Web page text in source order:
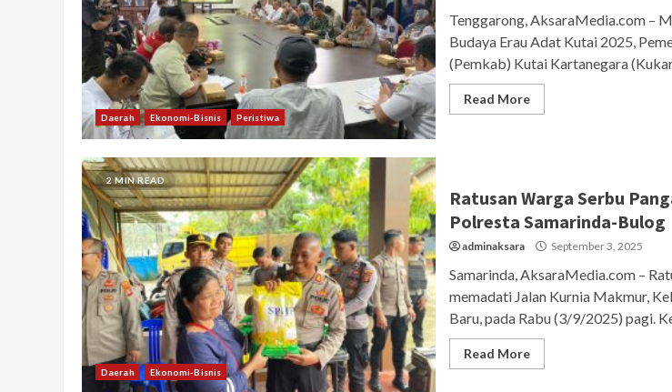
Daerah Ekonomi-Bisnis Peristiwa
Tenggarong, AksaraMedia.com –
Budaya Erau Adat Kutai 2025,
(Pemkab) Kutai Kartanegara
Read More
2 MIN READ
Daerah Ekonomi-Bisnis
Ratusan Warga Serbu
Polresta Samarinda-Bulog
adminaksara September 3, 2025
Samarinda, AksaraMedia.com –
memadati Jalan Kurnia Makmur,
Baru, pada Rabu (3/9/2025) pagi.
Read More